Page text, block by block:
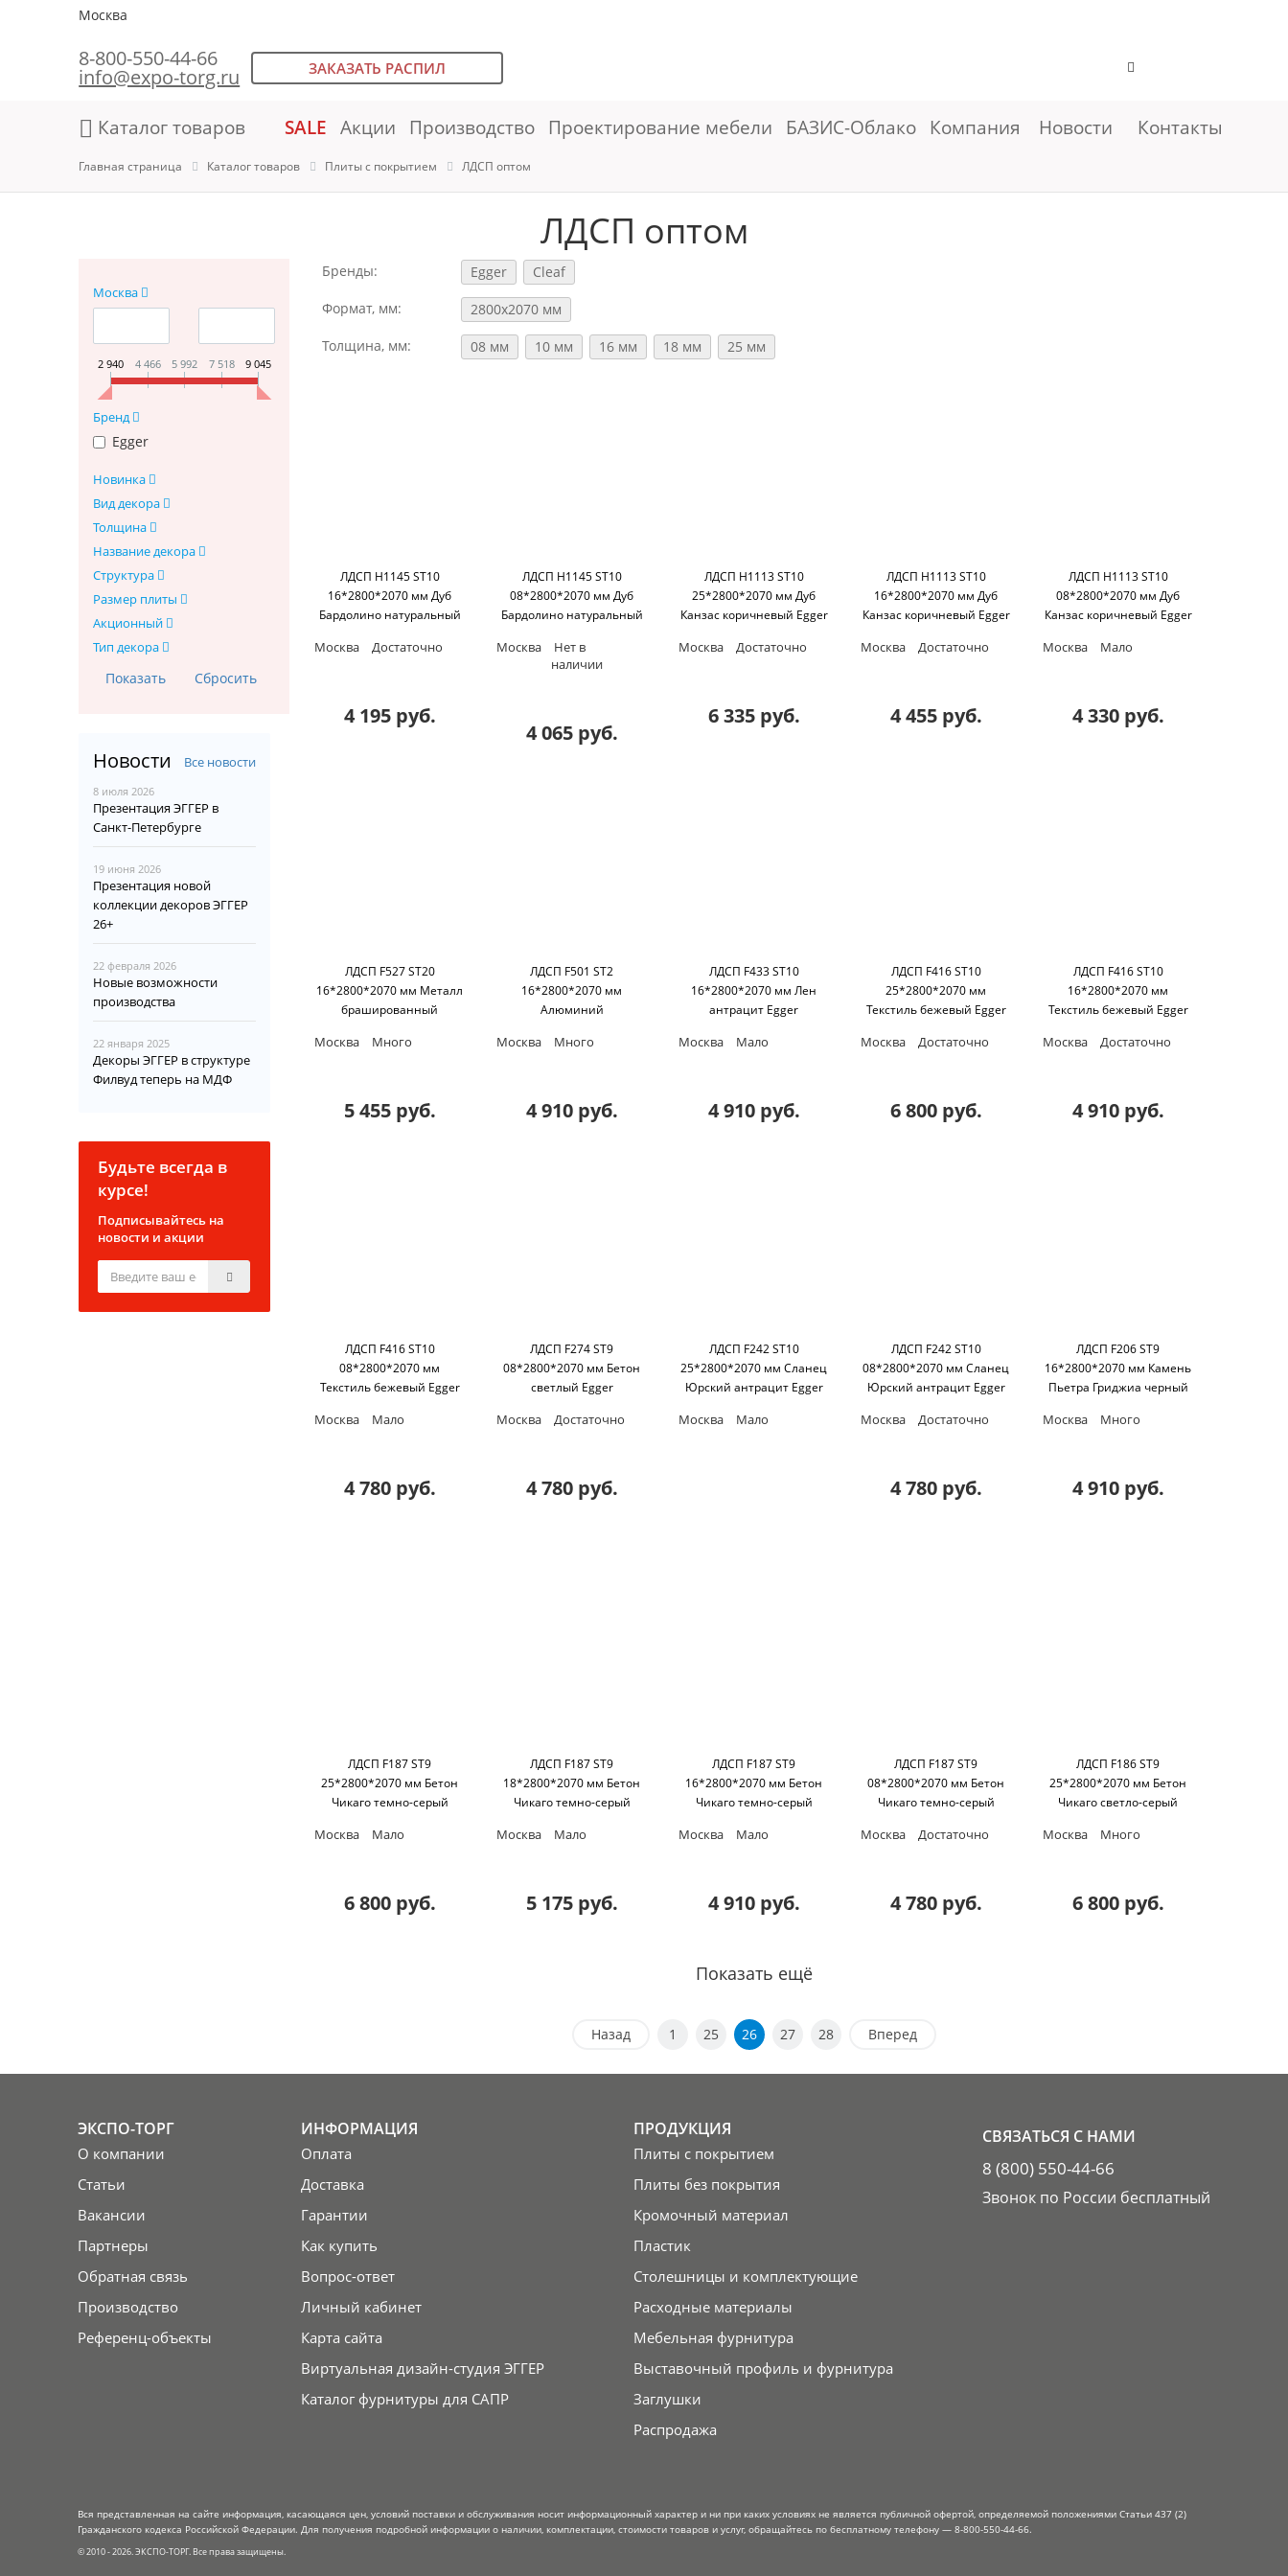
Москва
8-800-550-44-66
info@expo-torg.ru ЗАКАЗАТЬ РАСПИЛ
Каталог товаров SALE Акции Производство Проектирование мебели БАЗИС-Облако Компания Новости Контакты
Главная страница Каталог товаров Плиты с покрытием ЛДСП оптом
ЛДСП оптом
Москва
2 940 4 466 5 992 7 518 9 045
Бренд
Egger
Новинка
Вид декора
Толщина
Название декора
Структура
Размер плиты
Акционный
Тип декора
Новости Все новости
8 июля 2026
Презентация ЭГГЕР в
Санкт-Петербурге
19 июня 2026
Презентация новой
коллекции декоров ЭГГЕР
26+
22 февраля 2026
Новые возможности
производства
22 января 2025
Декоры ЭГГЕР в структуре
Филвуд теперь на МДФ
Будьте всегда в
курсе!
Подписывайтесь на
новости и акции
Бренды: Egger
Cleaf
Формат, мм:
2800х2070 мм
Толщина, мм:
08 мм 10 мм 16 мм 18 мм 25 мм
ЛДСП H1145 ST10
16*2800*2070 мм Дуб
Бардолино натуральный
Москва Достаточно
4 195 руб.
ЛДСП H1145 ST10
08*2800*2070 мм Дуб
Бардолино натуральный
Москва
Нет в
наличии
4 065 руб.
ЛДСП H1113 ST10
25*2800*2070 мм Дуб
Канзас коричневый Egger
Москва Достаточно
6 335 руб.
ЛДСП H1113 ST10
16*2800*2070 мм Дуб
Канзас коричневый Egger
Москва Достаточно
4 455 руб.
ЛДСП H1113 ST10
08*2800*2070 мм Дуб
Канзас коричневый Egger
Москва Мало
4 330 руб.
ЛДСП F527 ST20
16*2800*2070 мм Металл
брашированный
Москва Много
5 455 руб.
ЛДСП F501 ST2
16*2800*2070 мм
Алюминий
Москва Много
4 910 руб.
ЛДСП F433 ST10
16*2800*2070 мм Лен
антрацит Egger
Москва Мало
4 910 руб.
ЛДСП F416 ST10
25*2800*2070 мм
Текстиль бежевый Egger
Москва Достаточно
6 800 руб.
ЛДСП F416 ST10
16*2800*2070 мм
Текстиль бежевый Egger
Москва Достаточно
4 910 руб.
ЛДСП F416 ST10
08*2800*2070 мм
Текстиль бежевый Egger
Москва Мало
4 780 руб.
ЛДСП F274 ST9
08*2800*2070 мм Бетон
светлый Egger
Москва Достаточно
4 780 руб.
ЛДСП F242 ST10
25*2800*2070 мм Сланец
Юрский антрацит Egger
Москва Мало
ЛДСП F242 ST10
08*2800*2070 мм Сланец
Юрский антрацит Egger
Москва Достаточно
4 780 руб.
ЛДСП F206 ST9
16*2800*2070 мм Камень
Пьетра Гриджиа черный
Москва Много
4 910 руб.
ЛДСП F187 ST9
25*2800*2070 мм Бетон
Чикаго темно-серый
Москва Мало
6 800 руб.
ЛДСП F187 ST9
18*2800*2070 мм Бетон
Чикаго темно-серый
Москва Мало
5 175 руб.
ЛДСП F187 ST9
16*2800*2070 мм Бетон
Чикаго темно-серый
Москва Мало
4 910 руб.
ЛДСП F187 ST9
08*2800*2070 мм Бетон
Чикаго темно-серый
Москва Достаточно
4 780 руб.
ЛДСП F186 ST9
25*2800*2070 мм Бетон
Чикаго светло-серый
Москва Много
6 800 руб.
Показать ещё
Назад 1 25 26 27 28 Вперед
ЭКСПО-ТОРГ
О компании
Статьи
Вакансии
Партнеры
Обратная связь
Производство
Референц-объекты
ИНФОРМАЦИЯ
Оплата
Доставка
Гарантии
Как купить
Вопрос-ответ
Личный кабинет
Карта сайта
Виртуальная дизайн-студия ЭГГЕР
Каталог фурнитуры для САПР
ПРОДУКЦИЯ
Плиты с покрытием
Плиты без покрытия
Кромочный материал
Пластик
Столешницы и комплектующие
Расходные материалы
Мебельная фурнитура
Выставочный профиль и фурнитура
Заглушки
Распродажа
СВЯЗАТЬСЯ С НАМИ
8 (800) 550-44-66
Звонок по России бесплатный
Вся представленная на сайте информация, касающаяся цен, условий поставки и обслуживания носит информационный характер и ни при каких условиях не является публичной офертой, определяемой положениями Статьи 437 (2)
Гражданского кодекса Российской Федерации. Для получения подробной информации о наличии, комплектации, стоимости товаров и услуг, обращайтесь по бесплатному телефону — 8-800-550-44-66.
© 2010 - 2026. ЭКСПО-ТОРГ. Все права защищены.